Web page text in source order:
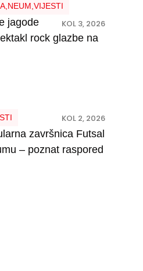
, NEUM VIJESTI
KOL 3, 2026
jagode
rock glazbe na
KOL 2, 2026
završnica Futsal
– poznat raspored